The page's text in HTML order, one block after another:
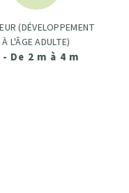
(DÉVELOPPEMENT
À L'ÂGE ADULTE)
- De 2 m à 4 m